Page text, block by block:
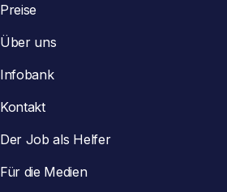
Preise
Über uns
Infobank
Kontakt
Der Job als Helfer
Für die Medien